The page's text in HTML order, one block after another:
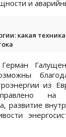
и
какая
из
на
развитие